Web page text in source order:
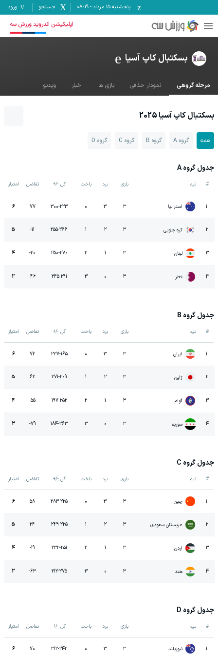
پنجشنبه ۱۵ مرداد -
08:19 جستجو ورود
اپلیکیشن اندروید ورزش سه
بسکتبال کاپ آسیا
مرحله گروهی نمودار حذفی بازی ها اخبار ویدیو
بسکتبال کاپ آسیا 2025
همه گروه A گروه B گروه C گروه D
جدول گروه A
# تیم بازی برد باخت گل -/+ تفاضل امتیاز
1 استرالیا 3
3
0
300-223
77
6
2 کره جنوبی 3
2
1
255-266
-11
5
3 لبنان 3
1
2
250-270
-20
4
4 قطر 3
0
3
245-291
-46
3
جدول گروه B
# تیم بازی برد باخت گل -/+ تفاضل امتیاز
1 ایران 3
3
0
237-165
72
6
2 ژاپن 3
2
1
271-209
62
5
3 گوام 3
1
2
197-252
-55
4
4 سوریه 3
0
3
184-263
-79
3
جدول گروه C
# تیم بازی برد باخت گل -/+ تفاضل امتیاز
1 چین 3
3
0
283-225
58
6
2 عربستان سعودی 3
2
1
249-225
24
5
3 اردن 3
1
2
232-251
-19
4
4 هند 3
0
3
212-275
-63
3
جدول گروه D
# تیم بازی برد باخت گل -/+ تفاضل امتیاز
1 نیوزیلند 3
3
0
312-242
70
6